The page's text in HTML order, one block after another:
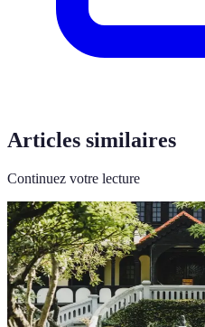
Articles similaires
Continuez votre lecture